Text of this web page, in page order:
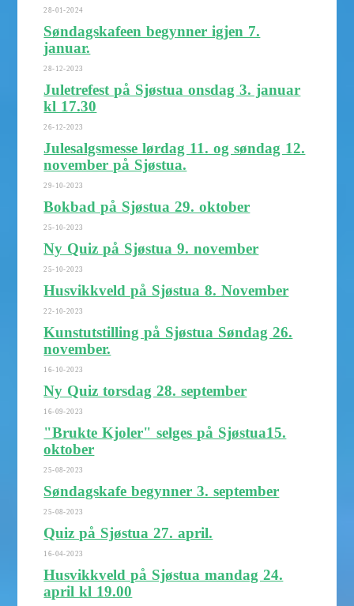
28-01-2024
Søndagskafeen begynner igjen 7.
januar.
28-12-2023
Juletrefest på Sjøstua onsdag 3. januar
kl 17.30
26-12-2023
Julesalgsmesse lørdag 11. og søndag 12.
november på Sjøstua.
29-10-2023
Bokbad på Sjøstua 29. oktober
25-10-2023
Ny Quiz på Sjøstua 9. november
25-10-2023
Husvikkveld på Sjøstua 8. November
22-10-2023
Kunstutstilling på Sjøstua Søndag 26.
november.
16-10-2023
Ny Quiz torsdag 28. september
16-09-2023
"Brukte Kjoler" selges på Sjøstua15.
oktober
25-08-2023
Søndagskafe begynner 3. september
25-08-2023
Quiz på Sjøstua 27. april.
16-04-2023
Husvikkveld på Sjøstua mandag 24.
april kl 19.00